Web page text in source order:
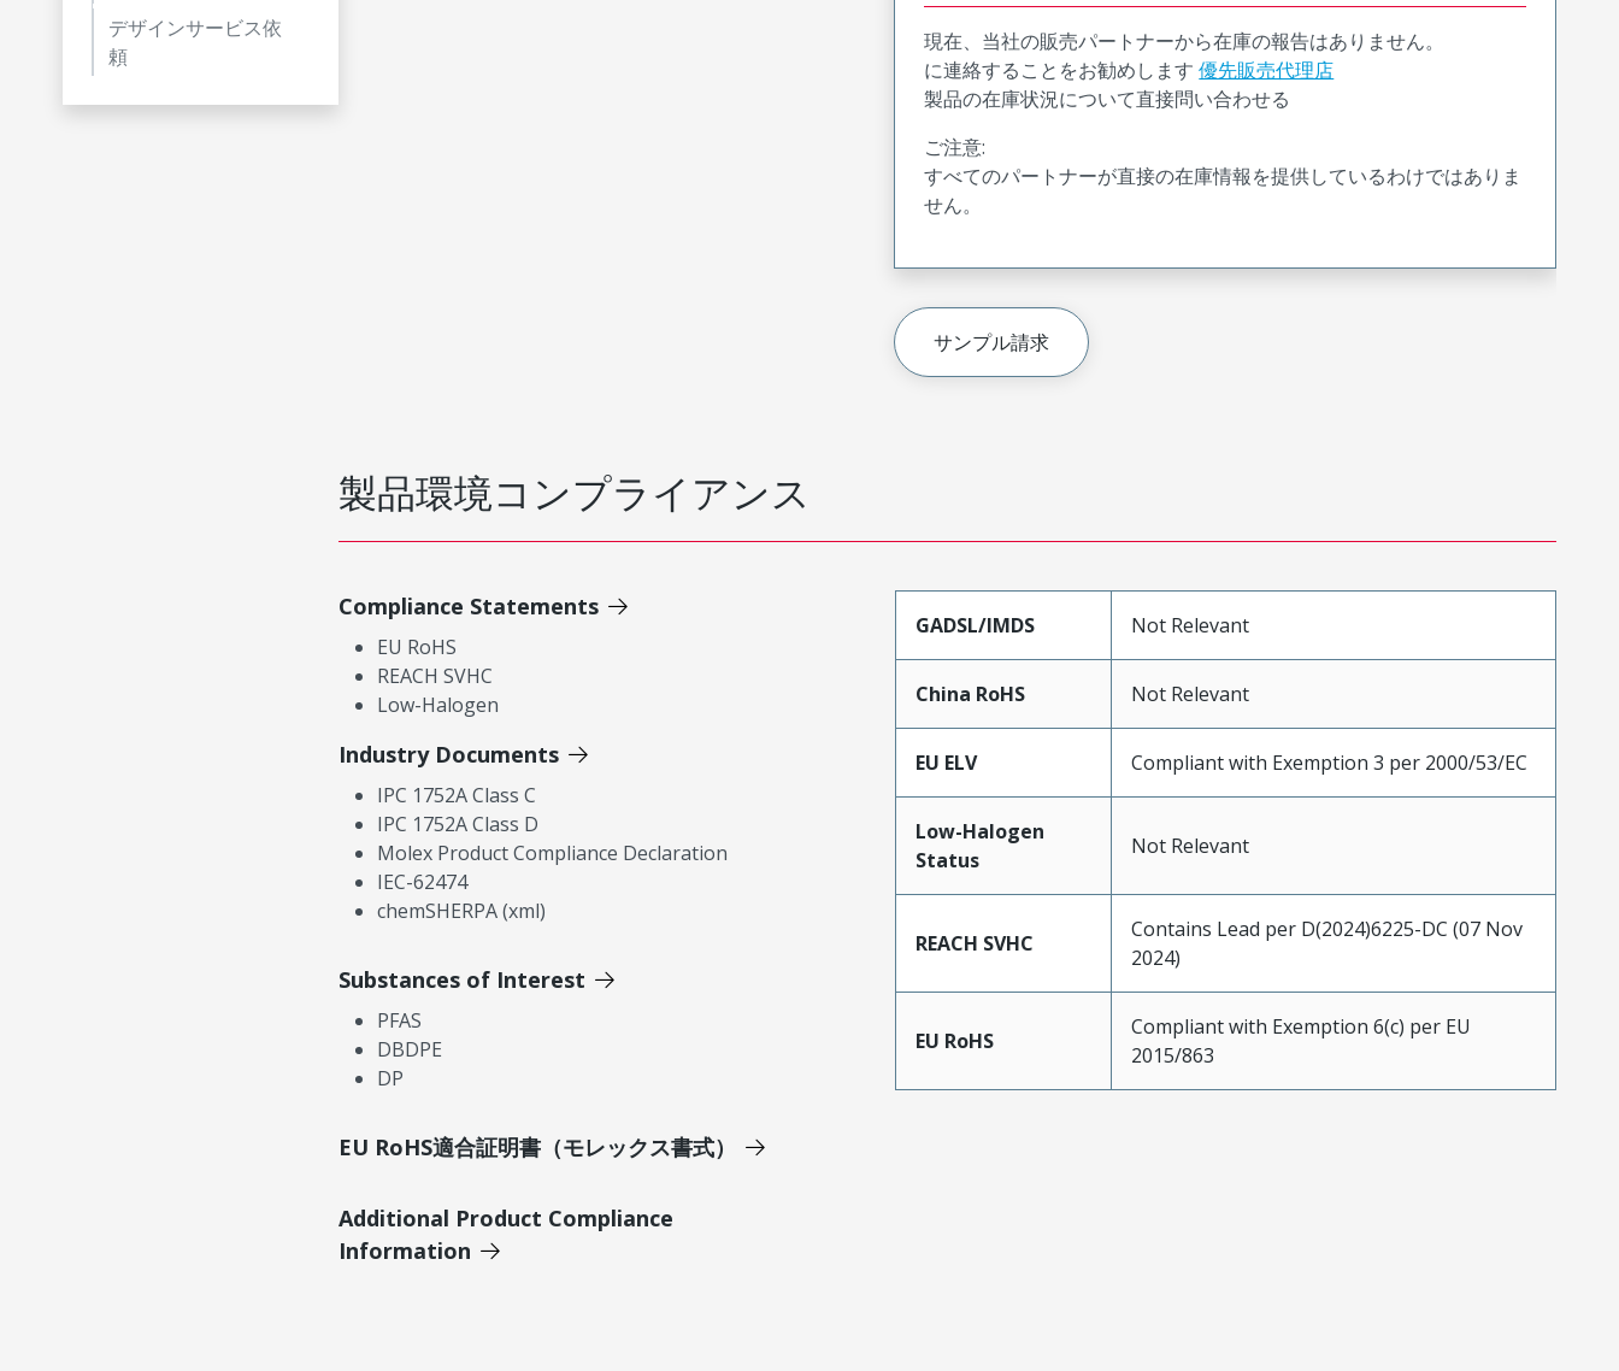
デザインサービス依
頼
現在、当社の販売パートナーから在庫の報告はありません。
に連絡することをお勧めします 優先販売代理店
製品の在庫状況について直接問い合わせる
ご注意:
すべてのパートナーが直接の在庫情報を提供しているわけではありま
せん。
サンプル請求
製品環境コンプライアンス
Compliance Statements
EU RoHS
REACH SVHC
Low-Halogen
Industry Documents
IPC 1752A Class C
IPC 1752A Class D
Molex Product Compliance Declaration
IEC-62474
chemSHERPA (xml)
Substances of Interest
PFAS
DBDPE
DP
EU RoHS適合証明書（モレックス書式）
Additional Product Compliance
Information
GADSL/IMDS Not Relevant
China RoHS Not Relevant
EU ELV Compliant with Exemption 3 per 2000/53/EC
Low-Halogen
Status
Not Relevant
REACH SVHC
Contains Lead per D(2024)6225-DC (07 Nov
2024)
EU RoHS
Compliant with Exemption 6(c) per EU
2015/863